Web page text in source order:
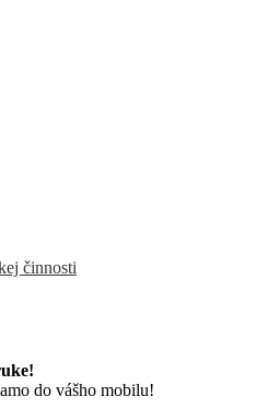
činnosti
do vášho mobilu!